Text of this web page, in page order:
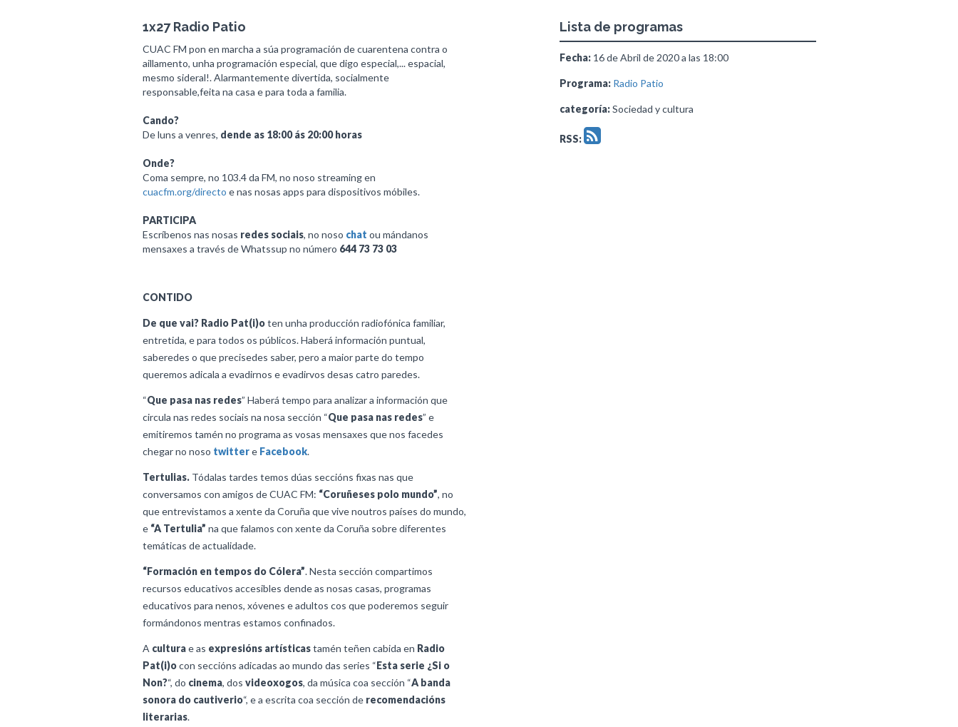
1x27 Radio Patio
CUAC FM pon en marcha a súa programación de cuarentena contra o
aillamento, unha programación especial, que digo especial,... espacial,
mesmo sideral!. Alarmantemente divertida, socialmente
responsable,feita na casa e para toda a familia.
Cando?
De luns a venres, dende as 18:00 ás 20:00 horas
Onde?
Coma sempre, no 103.4 da FM, no noso streaming en
cuacfm.org/directo e nas nosas apps para dispositivos móbiles.
PARTICIPA
Escríbenos nas nosas redes sociais, no noso chat ou mándanos
mensaxes a través de Whatssup no número 644 73 73 03
CONTIDO
De que vai? Radio Pat(i)oten unha producción radiofónica familiar,
entretida, e para todos os públicos. Haberá información puntual,
saberedes o que precisedes saber, pero a maior parte do tempo
queremos adicala a evadirnos e evadirvos desas catro paredes.
“Que pasa nas redes” Haberá tempo para analizar a información que
circula nas redes sociais na nosa sección “Que pasa nas redes” e
emitiremos tamén no programa as vosas mensaxes que nos facedes
chegar no noso twittere Facebook.
Tertulias. Tódalas tardes temos dúas seccións fixas nas que
conversamos con amigos de CUAC FM: “Coruñeses polo mundo”, no
que entrevistamos a xente da Coruña que vive noutros países do mundo,
e “A Tertulia” na que falamos con xente da Coruña sobre diferentes
temáticas de actualidade.
“Formación en tempos do Cólera”. Nesta sección compartimos
recursos educativos accesibles dende as nosas casas, programas
educativos para nenos, xóvenes e adultos cos que poderemos seguir
formándonos mentras estamos confinados.
A culturae as expresións artísticastamén teñen cabida en Radio
Pat(i)ocon seccións adicadas ao mundo das series “Esta serie ¿Si o
Non?“, do cinema, dos videoxogos, da música coa sección “A banda
sonora do cautiverio“, e a escrita coa sección de recomendacións
literarias.
Lista de programas
Fecha:16 de Abril de 2020 a las 18:00
Programa: Radio Patio
categoría:Sociedad y cultura
RSS: